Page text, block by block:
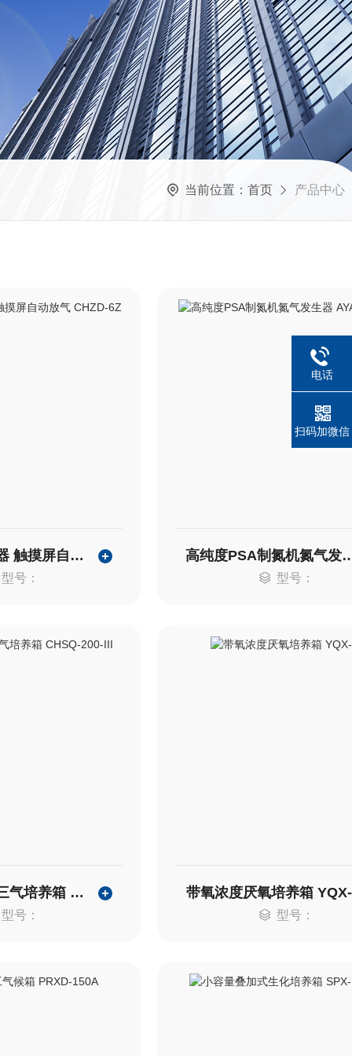
当前位置： 首页 产品中心
分液漏斗振荡器 触摸屏自动放气 CHZD-6Z
型号：
高纯度PSA制氮机
型号：
低氧细胞培养三气培养箱 CHSQ-200-III
型号：
带氧浓度厌氧培养箱
型号：
电话
扫码加微信